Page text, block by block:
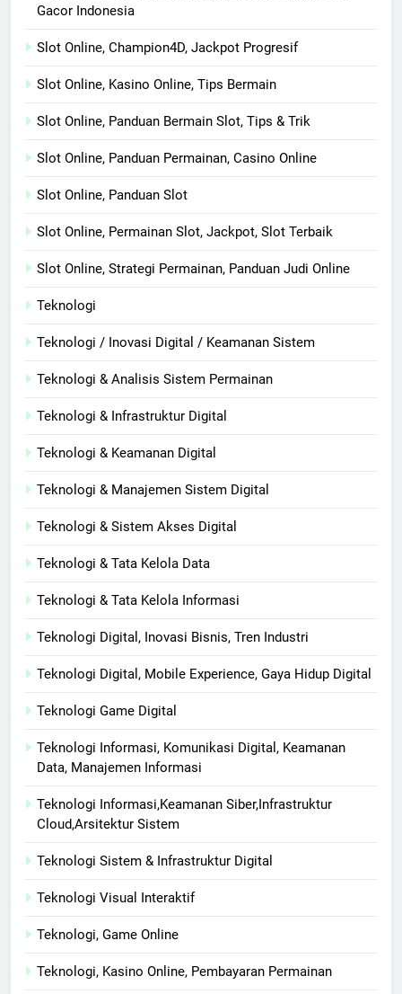
Gacor Indonesia
Slot Online, Champion4D, Jackpot Progresif
Slot Online, Kasino Online, Tips Bermain
Slot Online, Panduan Bermain Slot, Tips & Trik
Slot Online, Panduan Permainan, Casino Online
Slot Online, Panduan Slot
Slot Online, Permainan Slot, Jackpot, Slot Terbaik
Slot Online, Strategi Permainan, Panduan Judi Online
Teknologi
Teknologi / Inovasi Digital / Keamanan Sistem
Teknologi & Analisis Sistem Permainan
Teknologi & Infrastruktur Digital
Teknologi & Keamanan Digital
Teknologi & Manajemen Sistem Digital
Teknologi & Sistem Akses Digital
Teknologi & Tata Kelola Data
Teknologi & Tata Kelola Informasi
Teknologi Digital, Inovasi Bisnis, Tren Industri
Teknologi Digital, Mobile Experience, Gaya Hidup Digital
Teknologi Game Digital
Teknologi Informasi, Komunikasi Digital, Keamanan
Data, Manajemen Informasi
Teknologi Informasi,Keamanan Siber,Infrastruktur
Cloud,Arsitektur Sistem
Teknologi Sistem & Infrastruktur Digital
Teknologi Visual Interaktif
Teknologi, Game Online
Teknologi, Kasino Online, Pembayaran Permainan